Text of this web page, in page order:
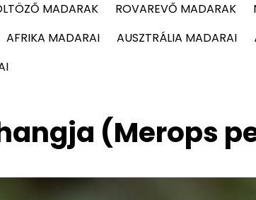
MADARAK ROVAREVŐ MADARAK
AFRIKA MADARAI AUSZTRÁLIA MADARAI
(Merops